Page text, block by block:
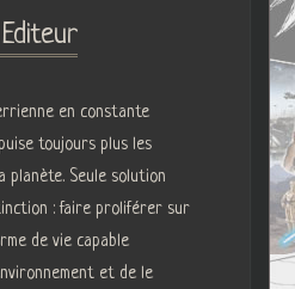
en constante
toujours plus les
planète. Seule solution
: faire proliférer sur
de vie capable
et de le